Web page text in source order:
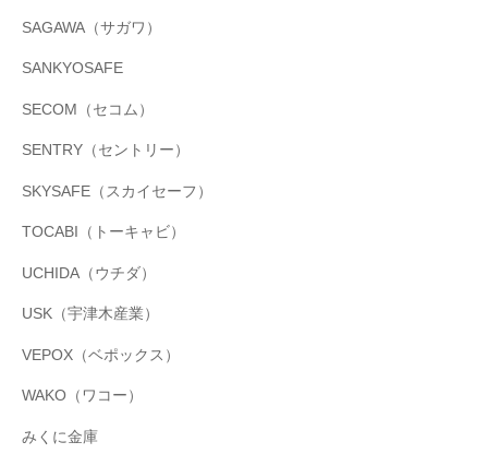
SAGAWA（サガワ）
SANKYOSAFE
SECOM（セコム）
SENTRY（セントリー）
SKYSAFE（スカイセーフ）
TOCABI（トーキャビ）
UCHIDA（ウチダ）
USK（宇津木産業）
VEPOX（ベポックス）
WAKO（ワコー）
みくに金庫